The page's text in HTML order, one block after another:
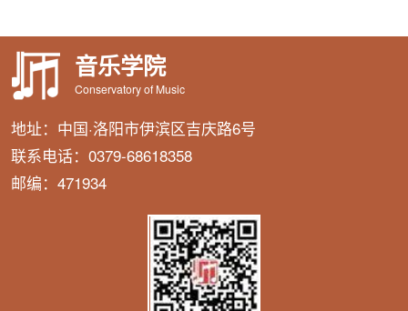
音乐学院
Conservatory of Music
地址：中国·洛阳市伊滨区吉庆路6号
联系电话：0379-68618358
邮编：471934